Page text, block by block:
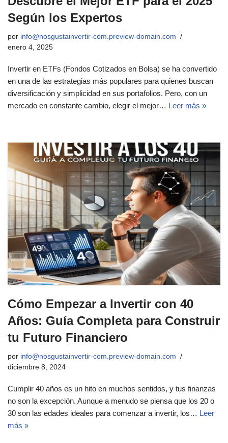
Según los Expertos
por info@nosgustainvertir-com.preview-domain.com
enero 4, 2025
Invertir en ETFs (Fondos Cotizados en Bolsa) se ha convertido
en una de las estrategias más populares para quienes buscan
diversificación y simplicidad en sus portafolios. Pero, con un
mercado en constante cambio, elegir el mejor… Leer más »
Cómo Empezar a Invertir con 40
Años: Guía Completa para Construir
tu Futuro Financiero
por info@nosgustainvertir-com.preview-domain.com
diciembre 8, 2024
Cumplir 40 años es un hito en muchos sentidos, y tus finanzas
no son la excepción. Aunque a menudo se piensa que los 20 o
30 son las edades ideales para comenzar a invertir, los… Leer
más »